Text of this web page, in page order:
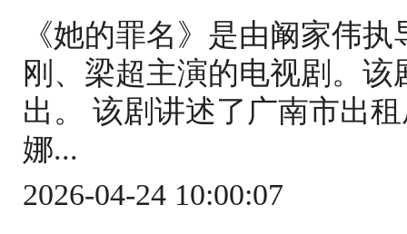
《她的罪名》是由阚家伟
刚、梁超主演的电视剧。该
出。 该剧讲述了广南市出
娜...
2026-04-24 10:00:07